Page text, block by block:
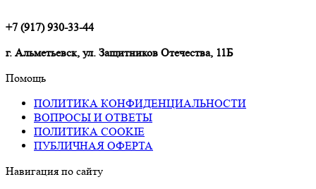
+7 (917) 930-33-44
г. Альметьевск, ул. Защитников Отечества, 11Б
Помощь
ПОЛИТИКА КОНФИДЕНЦИАЛЬНОСТИ
ВОПРОСЫ И ОТВЕТЫ
ПОЛИТИКА COOKIE
ПУБЛИЧНАЯ ОФЕРТА
Навигация по сайту